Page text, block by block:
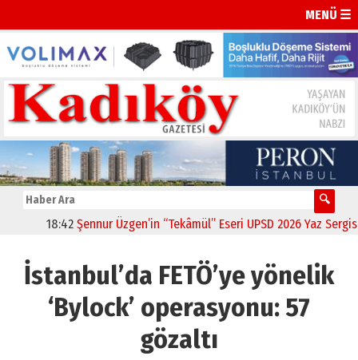
MENÜ ☰
18:42 Şennur Üzgen’in “Tekâmül” Eseri UPSD 2026 Yaz
İstanbul’da FETÖ’ye yönelik
‘Bylock’ operasyonu: 57
gözaltı